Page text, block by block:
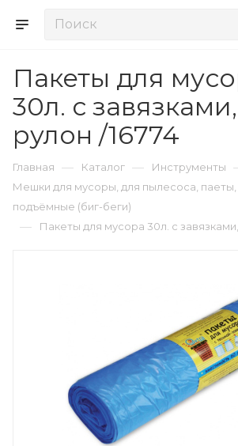
Пакеты для
30л. с завязками,
рулон /16774
Главная — Каталог — Инструменты
Мешки для мусоры, для пылесоса,
подъёмные (биг-беги)
— Пакеты для мусора 30л. с завязками,